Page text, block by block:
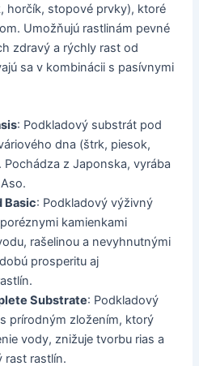
horčík, stopové prvky), ktoré
Umožňujú rastlinám pevné
zdravý a rýchly rast od
sa v kombinácii s pasívnymi
: Podkladový substrát pod
dna (štrk, piesok,
z Japonska, vyrába
Basic: Podkladový výživný
kamienkami
rašelinou a nevyhnutnými
prosperitu aj
Substrate: Podkladový
prírodným zložením, ktorý
vody, znižuje tvorbu rias a
rast rastlín.